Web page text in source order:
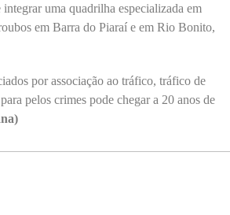
uma quadrilha especializada em
em Barra do Piaraí e em Rio Bonito,
por associação ao tráfico, tráfico de
pelos crimes pode chegar a 20 anos de